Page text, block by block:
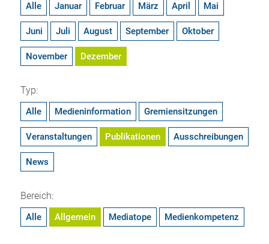
Alle Januar Februar März April Mai
Juni Juli August September Oktober
November Dezember
Typ:
Alle Medieninformation Gremiensitzungen
Veranstaltungen Publikationen Ausschreibungen
News
Bereich:
Alle Allgemein Mediatope Medienkompetenz